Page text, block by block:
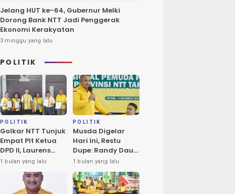
Jelang HUT ke-64, Gubernur Melki
Dorong Bank NTT Jadi Penggerak
Ekonomi Kerakyatan
3 minggu yang lalu
POLITIK
POLITIK
Golkar NTT Tunjuk
Empat Plt Ketua
DPD II, Laurens
Leba Tukan Pimpin
Flores Timur
1 bulan yang lalu
POLITIK
Musda Digelar
Hari Ini, Restu
Dupe: Randy Daud
Calon Tunggal
Ketua DPD II
Golkar Kota
Kupang
1 bulan yang lalu